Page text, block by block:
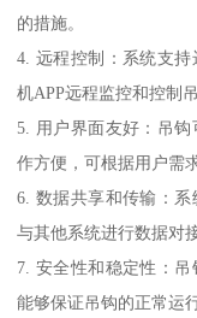
的措施。
4. 远程控制：系统支
机APP远程监控和控制
5. 用户界面友好：吊
作方便，可根据用户需
6. 数据共享和传输：
与其他系统进行数据对
7. 安全性和稳定性：
能够保证吊钩的正常运